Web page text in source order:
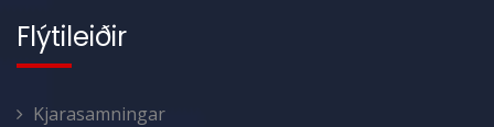
Flýtileiðir
Kjarasamningar